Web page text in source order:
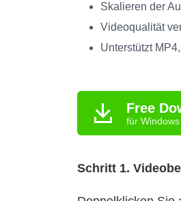
Skalieren der
Videoqualität
Unterstützt
Free
für Windows
Schritt 1.